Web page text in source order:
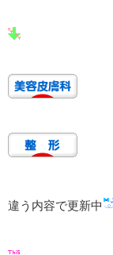
違う内容で更新中